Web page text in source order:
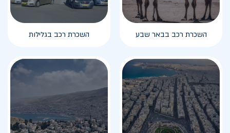
השכרת רכב בבאר שבע השכרת רכב בגלילות